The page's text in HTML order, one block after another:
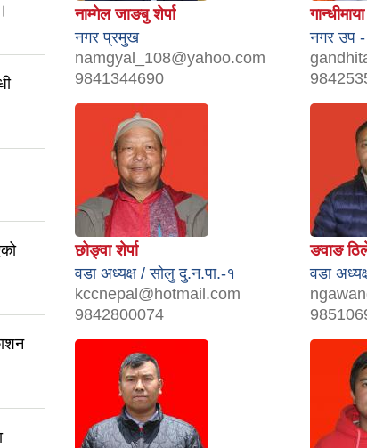
नाम्गेल जाङबु शेर्पा
नगर प्रमुख
namgyal_108@yahoo.com
9841344690
नगर उप
छोङ्वा शेर्पा
वडा अध्यक्ष / सोलु दु.न.पा.-१
kccnepal@hotmail.com
9842800074
ङवाङ
वडा